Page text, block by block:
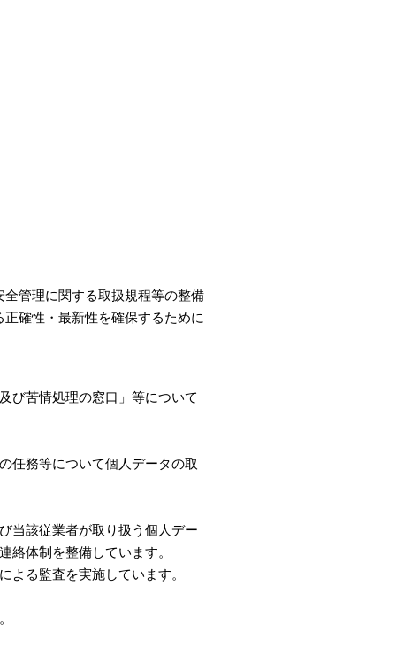
管理に関する取扱規程等の整備
確性・最新性を確保するために
び苦情処理の窓口」等について
任務等について個人データの取
当該従業者が取り扱う個人デー
体制を整備しています。
る監査を実施しています。